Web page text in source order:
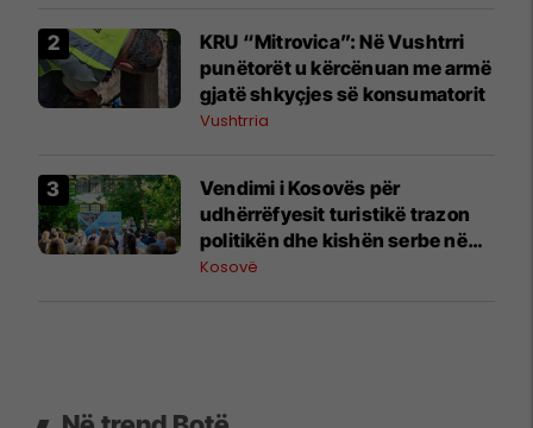
KRU “Mitrovica”: Në Vushtrri
punëtorët u kërcënuan me armë
gjatë shkyçjes së konsumatorit
Vushtrria
Vendimi i Kosovës për
udhërrëfyesit turistikë trazon
politikën dhe kishën serbe në
Beograd
Kosovë